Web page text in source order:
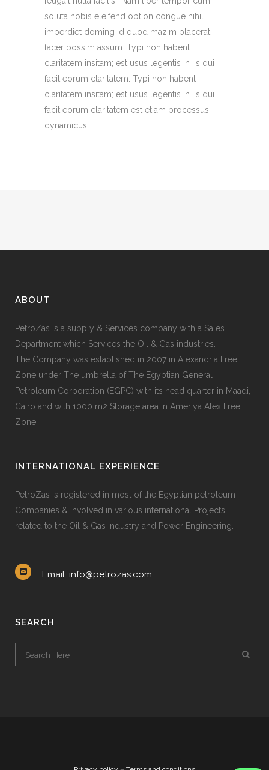
soluta nobis eleifend option congue nihil
imperdiet doming id quod mazim placerat
facer possim assum. Typi non habent
claritatem insitam; est usus legentis in iis qui
facit eorum claritatem. Typi non habent
claritatem insitam; est usus legentis in iis qui
facit eorum claritatem est etiam processus
dynamicus.
ABOUT
PetroZas is a supply & Services company with a Sales
Department which Services the Oil & Gas industries.
The Company was established in 2007 in Alexandria Free
Zone under The umbrella of The Egyptian General
Petroleum Corporation (EGPC) with its head quarter in Maadi,
Cairo and with 1000 m2 Storage area in Ameriya Alex Free
Zone.
INTERNATIONAL EXPERIENCE
PetroZas is registered in most of the Egyptian petroleum
Companies & involved in various international Projects
related to the Oil & Gas industry and Power Engineering.
Email: info@petrozas.com
SEARCH